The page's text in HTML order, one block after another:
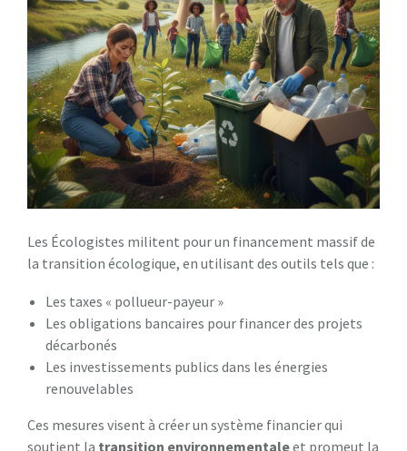
Les Écologistes militent pour un financement massif de
la transition écologique, en utilisant des outils tels que :
Les taxes « pollueur-payeur »
Les obligations bancaires pour financer des projets
décarbonés
Les investissements publics dans les énergies
renouvelables
Ces mesures visent à créer un système financier qui
soutient la transition environnementaleet promeut la